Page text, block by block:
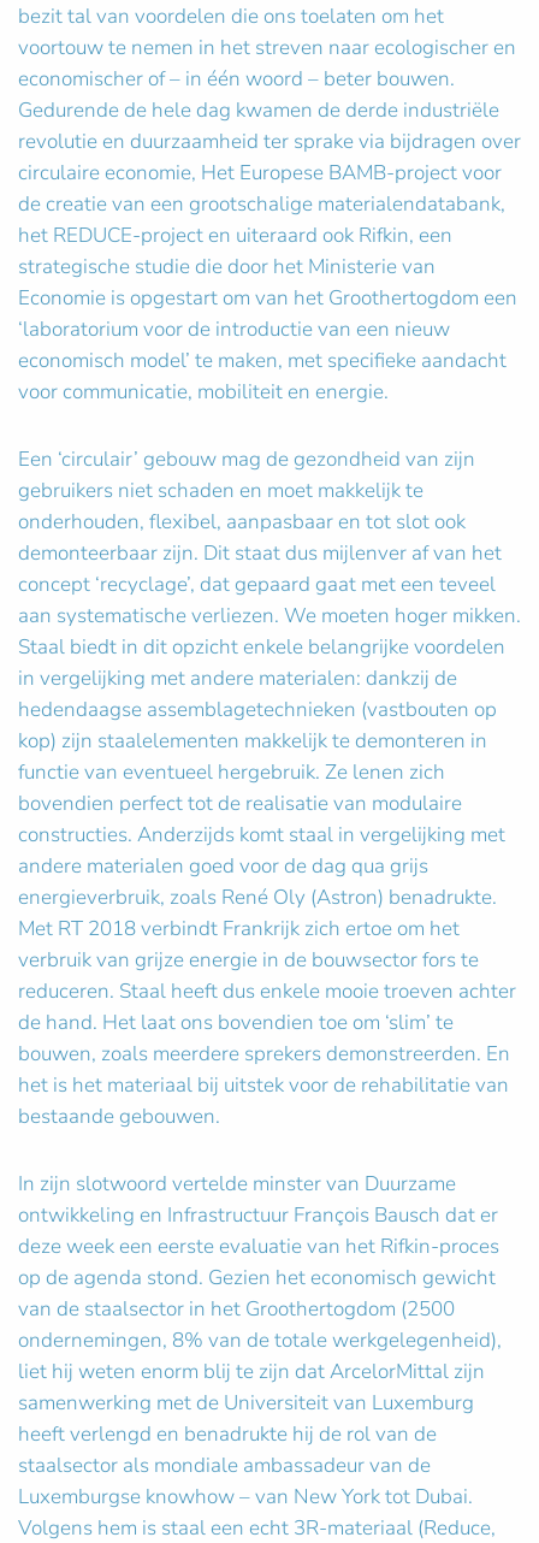
bezit tal van voordelen die ons toelaten om het
voortouw te nemen in het streven naar ecologischer en
economischer of – in één woord – beter bouwen.
Gedurende de hele dag kwamen de derde industriële
revolutie en duurzaamheid ter sprake via bijdragen over
circulaire economie, Het Europese BAMB-project voor
de creatie van een grootschalige materialendatabank,
het REDUCE-project en uiteraard ook Rifkin, een
strategische studie die door het Ministerie van
Economie is opgestart om van het Groothertogdom een
‘laboratorium voor de introductie van een nieuw
economisch model’ te maken, met specifieke aandacht
voor communicatie, mobiliteit en energie.
Een ‘circulair’ gebouw mag de gezondheid van zijn
gebruikers niet schaden en moet makkelijk te
onderhouden, flexibel, aanpasbaar en tot slot ook
demonteerbaar zijn. Dit staat dus mijlenver af van het
concept ‘recyclage’, dat gepaard gaat met een teveel
aan systematische verliezen. We moeten hoger mikken.
Staal biedt in dit opzicht enkele belangrijke voordelen
in vergelijking met andere materialen: dankzij de
hedendaagse assemblagetechnieken (vastbouten op
kop) zijn staalelementen makkelijk te demonteren in
functie van eventueel hergebruik. Ze lenen zich
bovendien perfect tot de realisatie van modulaire
constructies. Anderzijds komt staal in vergelijking met
andere materialen goed voor de dag qua grijs
energieverbruik, zoals René Oly (Astron) benadrukte.
Met RT 2018 verbindt Frankrijk zich ertoe om het
verbruik van grijze energie in de bouwsector fors te
reduceren. Staal heeft dus enkele mooie troeven achter
de hand. Het laat ons bovendien toe om ‘slim’ te
bouwen, zoals meerdere sprekers demonstreerden. En
het is het materiaal bij uitstek voor de rehabilitatie van
bestaande gebouwen.
In zijn slotwoord vertelde minster van Duurzame
ontwikkeling en Infrastructuur François Bausch dat er
deze week een eerste evaluatie van het Rifkin-proces
op de agenda stond. Gezien het economisch gewicht
van de staalsector in het Groothertogdom (2500
ondernemingen, 8% van de totale werkgelegenheid),
liet hij weten enorm blij te zijn dat ArcelorMittal zijn
samenwerking met de Universiteit van Luxemburg
heeft verlengd en benadrukte hij de rol van de
staalsector als mondiale ambassadeur van de
Luxemburgse knowhow – van New York tot Dubai.
Volgens hem is staal een echt 3R-materiaal (Reduce,